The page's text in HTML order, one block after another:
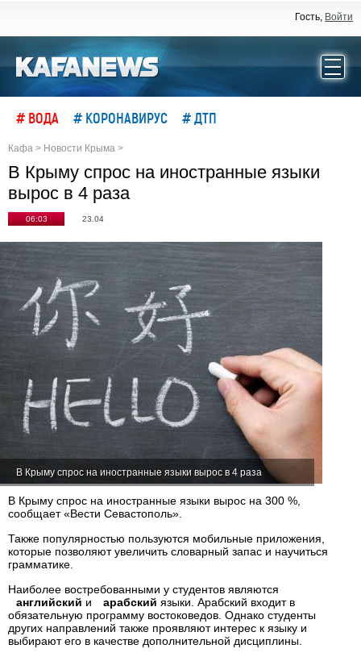
Гость, Войти
# ВОДА # КОРОНАВИРУС # ДТП
Кафа > Новости Крыма >
В Крыму спрос на иностранные языки
вырос в 4 раза
06:03 23.04
В Крыму спрос на иностранные языки вырос в 4 раза
В Крыму спрос на иностранные языки вырос на 300 %,
сообщает «Вести Севастополь».
Также популярностью пользуются мобильные приложения,
которые позволяют увеличить словарный запас и научиться
грамматике.
Наиболее востребованными у студентов являются
английский и арабский языки. Арабский входит в
обязательную программу востоковедов. Однако студенты
других направлений также проявляют интерес к языку и
выбирают его в качестве дополнительной дисциплины.